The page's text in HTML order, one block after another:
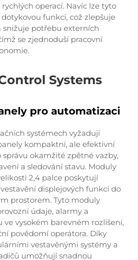
operací. Navíc lze tyto
funkcí, což zlepšuje
snižuje potřebu externích
se zjednoduší pracovní
Systems
pro automatizaci
systémech vyžadují
kompaktní, ale efektivní
okamžité zpětné vazby,
a sledování stavu. Moduly
2,4 palce poskytují
displejových funkcí do
prostorem. Tyto moduly
údaje, alarmy a
vysokém barevném rozlišení,
povědomí operátora. Díky
vestavěnými systémy a
umožňují snadnou